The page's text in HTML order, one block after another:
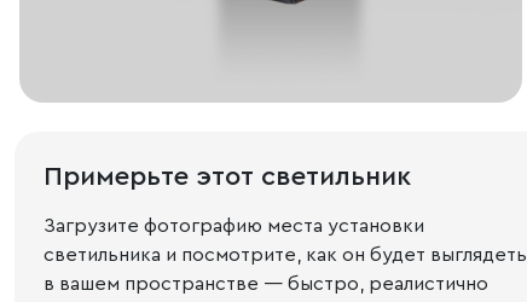
Примерьте этот светильник
Загрузите фотографию места установки
светильника и посмотрите, как он будет выглядеть
в вашем пространстве — быстро, реалистично